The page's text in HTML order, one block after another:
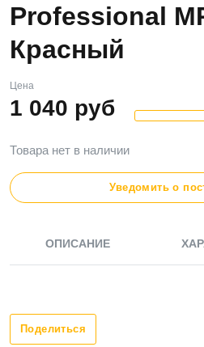
Professional
Красный
Цена
1 040 руб
Товара нет в наличии
Уведомить о
ОПИСАНИЕ
Поделиться